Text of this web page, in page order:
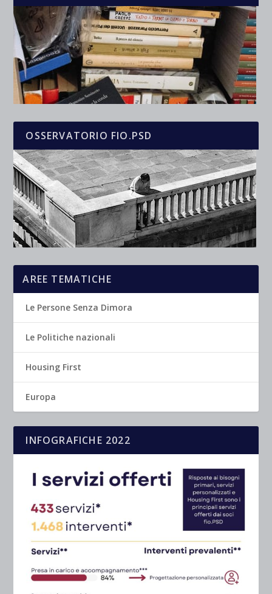
OSSERVATORIO FIO.PSD
AREE TEMATICHE
Le Persone Senza Dimora
Le Politiche nazionali
Housing First
Europa
INFOGRAFICHE 2022